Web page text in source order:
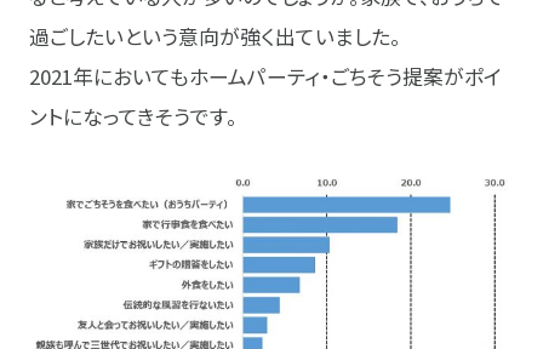
過ごしたいという意向が強く出ていました。
2021年においてもホームパーティ・ごちそう提案がポイ
ントになってきそうです。